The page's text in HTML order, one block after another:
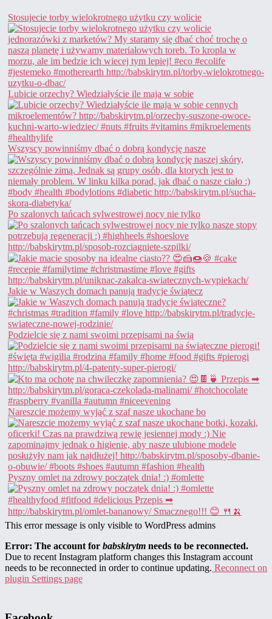
Stosujecie torby wielokrotnego użytku czy wolicie
Lubicie orzechy? Wiedziałyście ile maja w sobie
Wszyscy powinniśmy dbać o dobrą kondycję nasze
Po szalonych tańcach sylwestrowej nocy nie tylko
Jakie w Waszych domach panują tradycje świątecz
Podzielcie się z nami swoimi przepisami na świą
Nareszcie możemy wyjąć z szaf nasze ukochane bo
Pyszny omlet na zdrowy początek dnia! :) #omlette
This error message is only visible to WordPress admins
Error: The account for babskirytm needs to be reconnected.
Due to recent Instagram platform changes this Instagram account
needs to be reconnected in order to continue updating. Reconnect on
plugin Settings page